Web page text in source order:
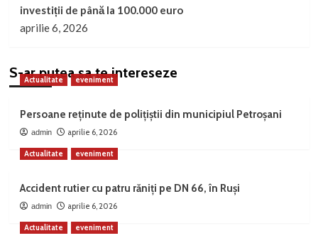
investiții de până la 100.000 euro
aprilie 6, 2026
S-ar putea sa te intereseze
Actualitate eveniment
Persoane reținute de polițiștii din municipiul Petroșani
admin aprilie 6, 2026
Actualitate eveniment
Accident rutier cu patru răniți pe DN 66, în Ruși
admin aprilie 6, 2026
Actualitate eveniment